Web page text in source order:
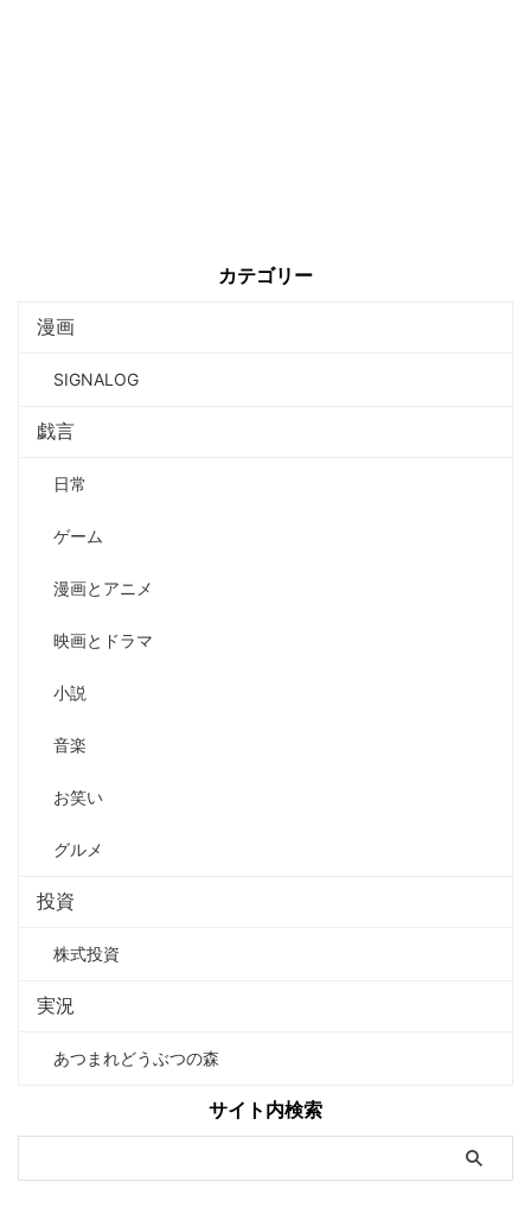
カテゴリー
漫画
SIGNALOG
戯言
日常
ゲーム
漫画とアニメ
映画とドラマ
小説
音楽
お笑い
グルメ
投資
株式投資
実況
あつまれどうぶつの森
サイト内検索